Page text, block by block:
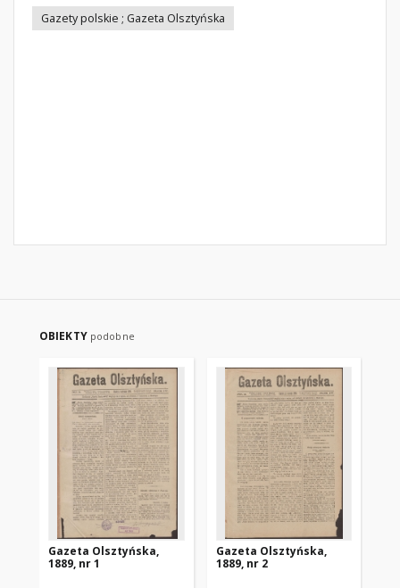
Gazety polskie ; Gazeta Olsztyńska
OBIEKTY podobne
Gazeta Olsztyńska,
1889, nr 1
Gazeta Olsztyńska,
1889, nr 2